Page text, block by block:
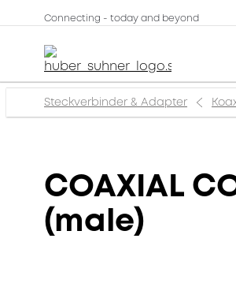
Connecting - today and beyond
Steckverbinder & Adapter
COAXIAL
(male)